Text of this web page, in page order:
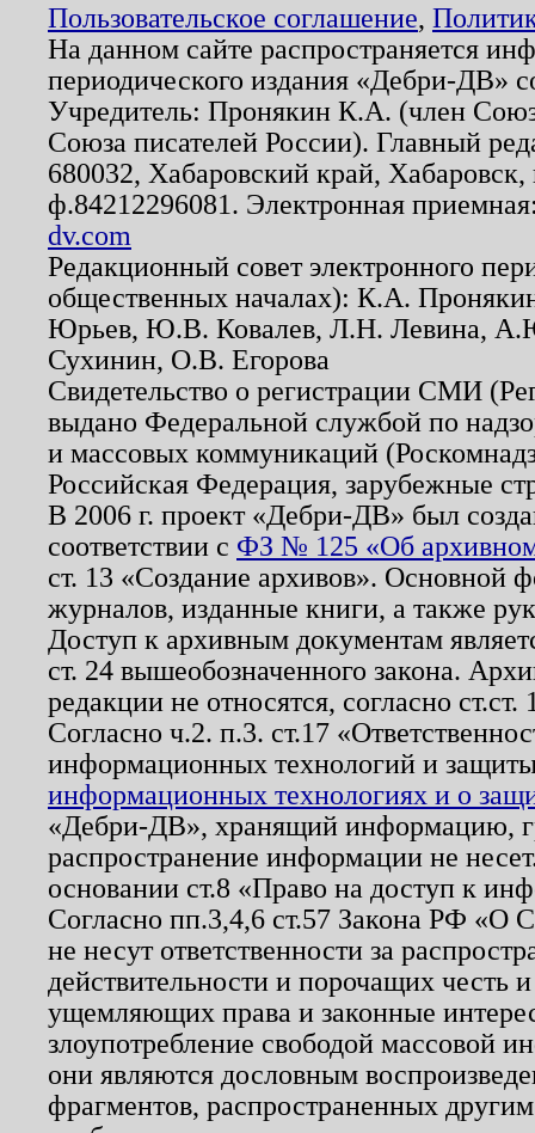
Пользовательское соглашение,
На данном сайте распространяется
периодического издания «Дебри-ДВ»
Учредитель: Пронякин К.А. (член
Союза писателей России). Главный
680032, Хабаровский край,
ф.84212296081. Электронная
dv.com
Редакционный совет электронного
общественных началах): К.А.
Юрьев, Ю.В. Ковалев, Л.Н. Левина,
Сухинин, О.В. Егорова
Свидетельство о регистрации СМИ
выдано Федеральной службой по
и массовых коммуникаций
Российская Федерация, зарубежные
В 2006 г. проект «Дебри-ДВ» был
соответствии с ФЗ № 125 «Об
ст. 13 «Создание архивов». Основной
журналов, изданные книги, а также
Доступ к архивным документам
ст. 24 вышеобозначенного закона.
редакции не относятся, согласно
Согласно ч.2. п.3. ст.17
информационных технологий и
информационных технологиях и о
«Дебри-ДВ», хранящий информацию,
распространение информации не
основании ст.8 «Право на доступ к
Согласно пп.3,4,6 ст.57 Закона РФ «О
не несут ответственности за
действительности и порочащих честь
ущемляющих права и законные
злоупотребление свободой массовой
они являются дословным
фрагментов, распространенных